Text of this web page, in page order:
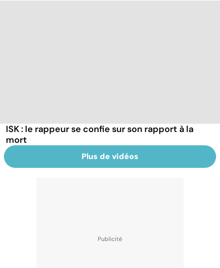
ISK : le rappeur se confie sur son rapport à la
mort
Plus de vidéos